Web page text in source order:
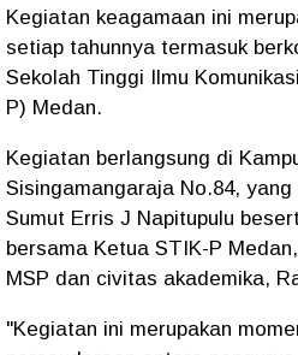
Kegiatan keagamaan ini
setiap tahunnya termasuk
Sekolah Tinggi Ilmu
P) Medan.
Kegiatan berlangsung di
Sisingamangaraja No.84,
Sumut Erris J Napitupulu
bersama Ketua STIK-P
MSP dan civitas akademika,
"Kegiatan ini merupakan